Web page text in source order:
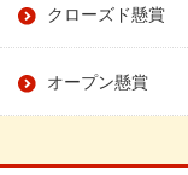
クローズド懸賞
オープン懸賞